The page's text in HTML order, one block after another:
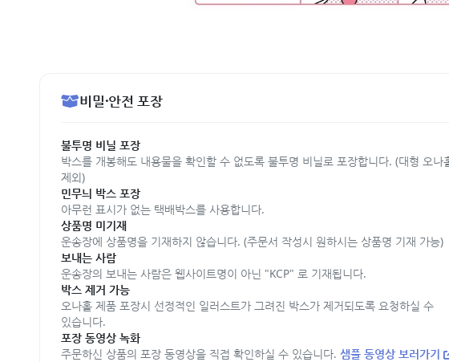
비밀·안전 포장
불투명 비닐 포장
박스를 개봉해도 내용물을 확인할 수 없도록 불투명 비닐로 포장합니다. (대형 오나
제외)
민무늬 박스 포장
아무런 표시가 없는 택배박스를 사용합니다.
상품명 미기재
운송장에 상품명을 기재하지 않습니다. (주문서 작성시 원하시는 상품명 기재 가능)
보내는 사람
운송장의 보내는 사람은 웹사이트명이 아닌 "KCP" 로 기재됩니다.
박스 제거 가능
오나홀 제품 포장시 선정적인 일러스트가 그려진 박스가 제거되도록 요청하실 수
있습니다.
포장 동영상 녹화
주문하신 상품의 포장 동영상을 직접 확인하실 수 있습니다. 샘플 동영상 보러가기